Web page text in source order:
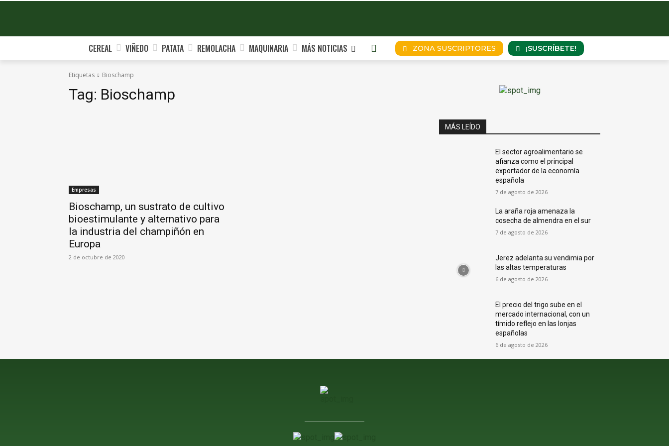
CEREAL VIÑEDO PATATA REMOLACHA MAQUINARIA MÁS NOTICIAS ZONA SUSCRIPTORES ¡SUSCRÍBETE!
Etiquetas Bioschamp
Tag: Bioschamp
Empresas
Bioschamp, un sustrato de cultivo
bioestimulante y alternativo para
la industria del champiñón en
Europa
2 de octubre de 2020
MÁS LEÍDO
El sector agroalimentario se
afianza como el principal
exportador de la economía
española
7 de agosto de 2026
La araña roja amenaza la
cosecha de almendra en el sur
7 de agosto de 2026
Jerez adelanta su vendimia por
las altas temperaturas
6 de agosto de 2026
El precio del trigo sube en el
mercado internacional, con un
tímido reflejo en las lonjas
españolas
6 de agosto de 2026